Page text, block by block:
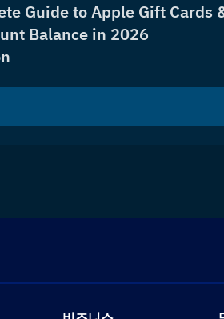
Guide to Apple Gift Cards
Balance in 2026